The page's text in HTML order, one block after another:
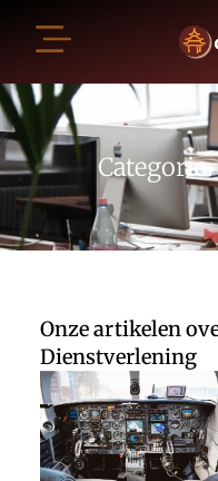
Onze artikelen
Dienstverlening